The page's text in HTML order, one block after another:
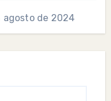
agosto de 2024